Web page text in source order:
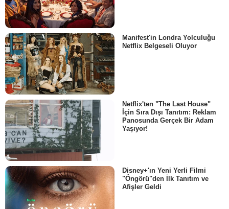
Manifest'in Londra Yolculuğu
Netflix Belgeseli Oluyor
Netflix'ten "The Last House"
İçin Sıra Dışı Tanıtım: Reklam
Panosunda Gerçek Bir Adam
Yaşıyor!
Disney+'ın Yeni Yerli Filmi
"Öngörü"den İlk Tanıtım ve
Afişler Geldi